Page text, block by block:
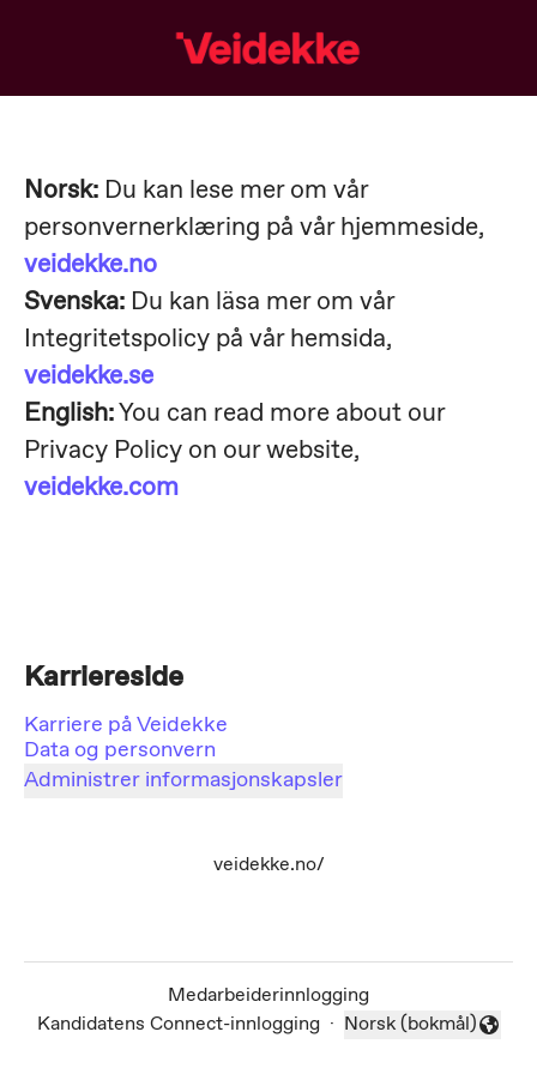
Norsk: Du kan lese mer om vår
personvernerklæring på vår hjemmeside,
veidekke.no
Svenska: Du kan läsa mer om vår
Integritetspolicy på vår hemsida,
veidekke.se
English:You can read more about our
Privacy Policy on our website,
veidekke.com
Karriereside
Karriere på Veidekke
Data og personvern
Administrer informasjonskapsler
veidekke.no/
Medarbeiderinnlogging
Kandidatens Connect-innlogging · Endre språk
Norsk (bokmål)